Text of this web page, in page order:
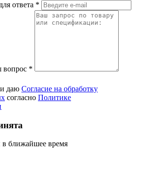
ответа *
вопрос *
даю Согласие на обработку
согласно Политике
ближайшее время